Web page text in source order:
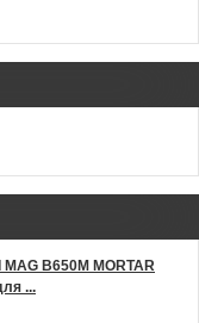
B650M MORTAR
...